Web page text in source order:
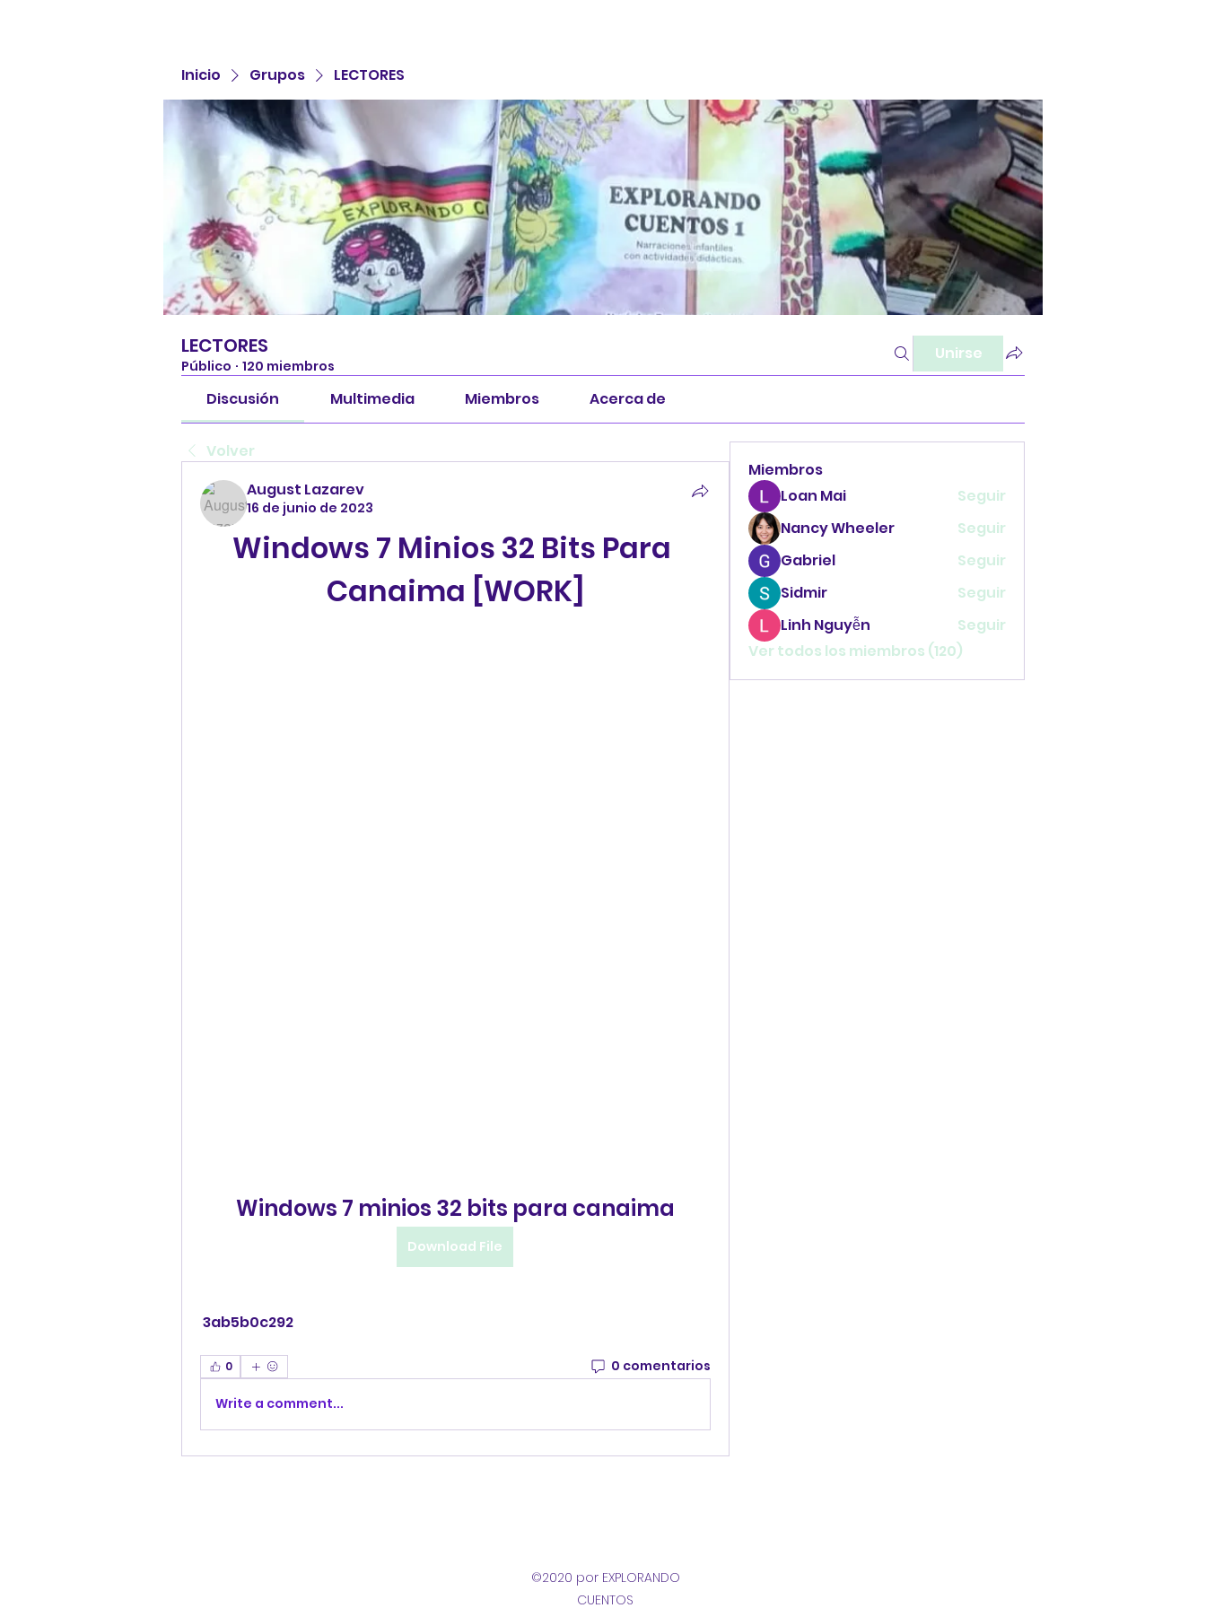
Inicio Grupos LECTORES
LECTORES
Público · 120 miembros
Unirse
Discusión Multimedia Miembros Acerca de
Volver
August Lazarev
16 de junio de 2023
Windows 7 Minios 32 Bits Para
Canaima [WORK]
Windows 7 minios 32 bits para canaima
Download File
3ab5b0c292
0 0 comentarios
Write a comment...
Miembros
Loan Mai
Seguir
Nancy Wheeler
Seguir
Gabriel
Seguir
Sidmir
Seguir
Linh Nguyễn
Seguir
Ver todos los miembros (120)
©2020 por EXPLORANDO
CUENTOS